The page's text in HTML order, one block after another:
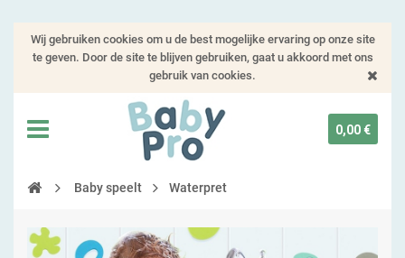
Wij gebruiken cookies om u de best mogelijke ervaring op onze site
te geven. Door de site te blijven gebruiken, gaat u akkoord met ons
gebruik van cookies.
0,00 €
Baby speelt Waterpret